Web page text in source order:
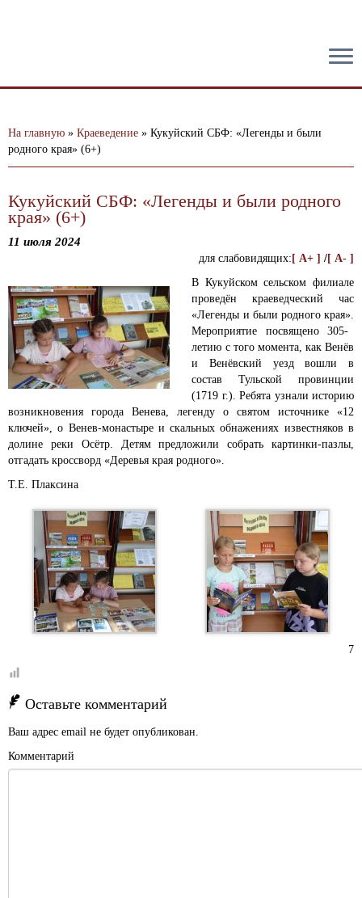
На главную » Краеведение » Кукуйский СБФ: «Легенды и были
родного края» (6+)
Кукуйский СБФ: «Легенды и были родного
края» (6+)
11 июля 2024
для слабовидящих: [ A+ ] /[ A- ]
В Кукуйском сельском филиале
проведён краеведческий час
«Легенды и были родного края».
Мероприятие посвящено 305-
летию с того момента, как Венёв
и Венёвский уезд вошли в
состав Тульской провинции
(1719 г.). Ребята узнали историю
возникновения города Венева, легенду о святом источнике «12
ключей», о Венев-монастыре и скальных обнажениях известняков в
долине реки Осётр. Детям предложили собрать картинки-пазлы,
отгадать кроссворд «Деревья края родного».
Т.Е. Плаксина
7
Оставьте комментарий
Ваш адрес email не будет опубликован.
Комментарий